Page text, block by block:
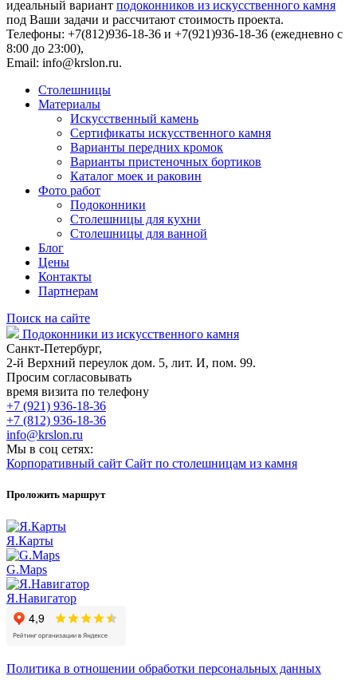
идеальный вариант подоконников из искусственного камня
под Ваши задачи и рассчитают стоимость проекта.
Телефоны: +7(812)936-18-36 и +7(921)936-18-36 (ежедневно с
8:00 до 23:00),
Email: info@krslon.ru.
Столешницы
Материалы
Искусственный камень
Сертификаты искусственного камня
Варианты передних кромок
Варианты пристеночных бортиков
Каталог моек и раковин
Фото работ
Подоконники
Столешницы для кухни
Столешницы для ванной
Блог
Цены
Контакты
Партнерам
Поиск на сайте
Подоконники из искусственного камня
Санкт-Петербург,
2-й Верхний переулок дом. 5, лит. И, пом. 99.
Просим согласовывать
время визита по телефону
+7 (921) 936-18-36
+7 (812) 936-18-36
info@krslon.ru
Мы в соц сетях:
Корпоративный сайт Сайт по столешницам из камня
Проложить маршрут
Я.Карты
G.Maps
Я.Навигатор
Политика в отношении обработки персональных данных